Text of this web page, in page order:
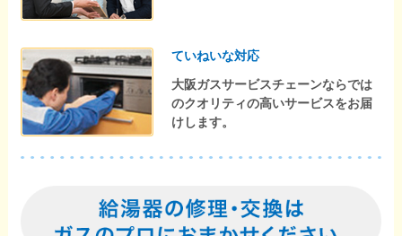
ていねいな対応
大阪ガスサービスチェーンならでは
のクオリティの高いサービスをお届
けします。